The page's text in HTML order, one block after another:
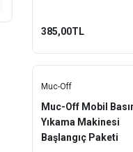
385,00TL
Muc-Off
Muc-Off Mobil
Yıkama Makinesi
Başlangıç Paketi